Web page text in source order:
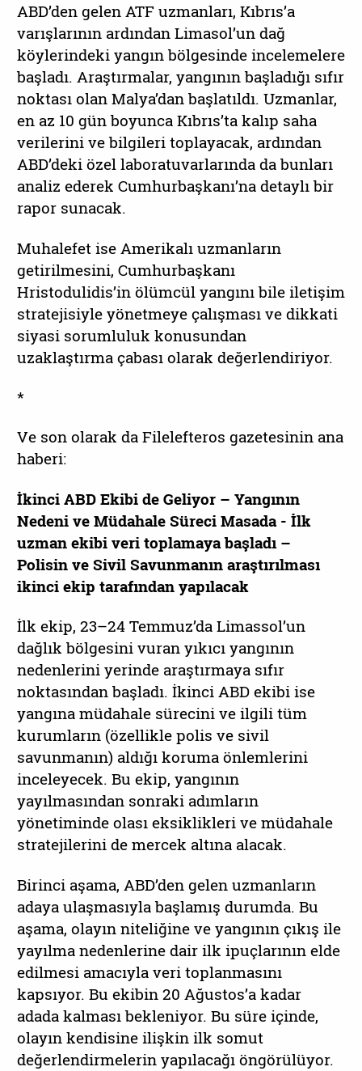
ABD’den gelen ATF uzmanları, Kıbrıs’a
varışlarının ardından Limasol’un dağ
köylerindeki yangın bölgesinde incelemelere
başladı. Araştırmalar, yangının başladığı sıfır
noktası olan Malya’dan başlatıldı. Uzmanlar,
en az 10 gün boyunca Kıbrıs’ta kalıp saha
verilerini ve bilgileri toplayacak, ardından
ABD’deki özel laboratuvarlarında da bunları
analiz ederek Cumhurbaşkanı’na detaylı bir
rapor sunacak.
Muhalefet ise Amerikalı uzmanların
getirilmesini, Cumhurbaşkanı
Hristodulidis’in ölümcül yangını bile iletişim
stratejisiyle yönetmeye çalışması ve dikkati
siyasi sorumluluk konusundan
uzaklaştırma çabası olarak değerlendiriyor.
*
Ve son olarak da Filelefteros gazetesinin ana
haberi:
İkinci ABD Ekibi de Geliyor – Yangının
Nedeni ve Müdahale Süreci Masada - İlk
uzman ekibi veri toplamaya başladı –
Polisin ve Sivil Savunmanın araştırılması
ikinci ekip tarafından yapılacak
İlk ekip, 23–24 Temmuz’da Limassol’un
dağlık bölgesini vuran yıkıcı yangının
nedenlerini yerinde araştırmaya sıfır
noktasından başladı. İkinci ABD ekibi ise
yangına müdahale sürecini ve ilgili tüm
kurumların (özellikle polis ve sivil
savunmanın) aldığı koruma önlemlerini
inceleyecek. Bu ekip, yangının
yayılmasından sonraki adımların
yönetiminde olası eksiklikleri ve müdahale
stratejilerini de mercek altına alacak.
Birinci aşama, ABD’den gelen uzmanların
adaya ulaşmasıyla başlamış durumda. Bu
aşama, olayın niteliğine ve yangının çıkış ile
yayılma nedenlerine dair ilk ipuçlarının elde
edilmesi amacıyla veri toplanmasını
kapsıyor. Bu ekibin 20 Ağustos’a kadar
adada kalması bekleniyor. Bu süre içinde,
olayın kendisine ilişkin ilk somut
değerlendirmelerin yapılacağı öngörülüyor.